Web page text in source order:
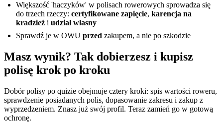
Większość 'haczyków' w polisach rowerowych sprowadza się
do trzech rzeczy: certyfikowane zapięcie, karencja na
kradzież i udział własny
Sprawdź je w OWU przed zakupem, a nie po szkodzie
Masz wynik? Tak dobierzesz i kupisz
polisę krok po kroku
Dobór polisy po quizie obejmuje cztery kroki: spis wartości roweru,
sprawdzenie posiadanych polis, dopasowanie zakresu i zakup z
wyprzedzeniem. Znasz już swój profil. Teraz zamień go w gotową
ochronę.